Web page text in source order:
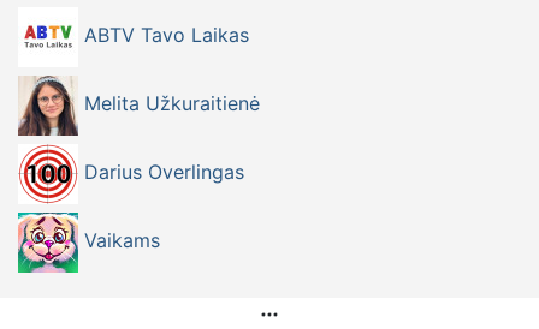
ABTV Tavo Laikas
Melita Užkuraitienė
Darius Overlingas
Vaikams